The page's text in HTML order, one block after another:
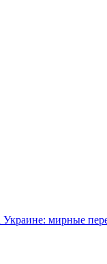
Украине: мирные